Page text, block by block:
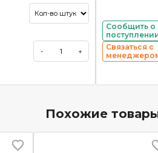
- +
Сообщить о
Связаться с
Похожие